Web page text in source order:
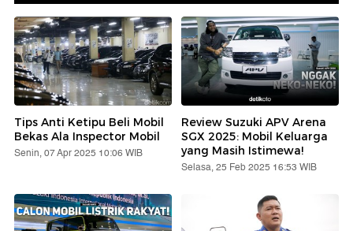
Tips Anti Ketipu Beli Mobil
Bekas Ala Inspector Mobil
Senin, 07 Apr 2025 10:06 WIB
Review Suzuki APV Arena
SGX 2025: Mobil Keluarga
yang Masih Istimewa!
Selasa, 25 Feb 2025 16:53 WIB